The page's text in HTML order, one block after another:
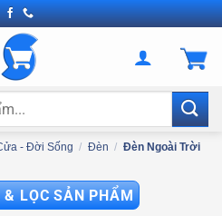
- Đời Sống / Đèn / Đèn Ngoài Trời
& LỌC SẢN PHẨM